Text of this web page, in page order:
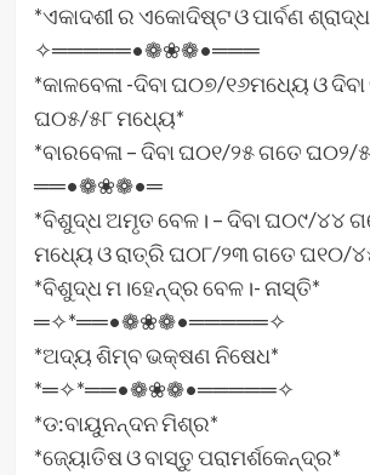
*ଏକାଦଶୀ ର ଏକୋଦିଷ୍ଟ ଓ ପାର୍ବଣ
✧═════•❁❀❁•═══
*କାଳବେଳା -ଦିବା ଘ୦୭/୧୬ମଧ୍ୟେ ଓ
ଘ୦୫/୫୮ ମଧ୍ୟେ*
*ବାରବେଳା – ଦିବା ଘ୦୧/୨୫ ଗତେ ଘ୦୨/
══•❁❀❁•═
*ବିଶୁଦ୍ଧ ଅମୃତ ବେଳ। – ଦିବା ଘ୦୯/୪୪
ମଧ୍ୟେ ଓ ରାତ୍ରି ଘ୦୮/୨୩ ଗତେ ଘ୧୦/
*ବିଶୁଦ୍ଧ ମ।ହେନ୍ଦ୍ର ବେଳ।- ନାସ୍ତି*
═✧*══•❁❀❁•═════✧
*ଅଦ୍ୟ ଶିମ୍ବ ଭକ୍ଷଣ ନିଷେଧ*
*═✧*══•❁❀❁•═════✧
*ଡ:ବାୟୁନନ୍ଦନ ମିଶ୍ର*
*ଜ୍ୟୋତିଷ ଓ ବାସ୍ତୁ ପରାମର୍ଶକେନ୍ଦ୍ର*